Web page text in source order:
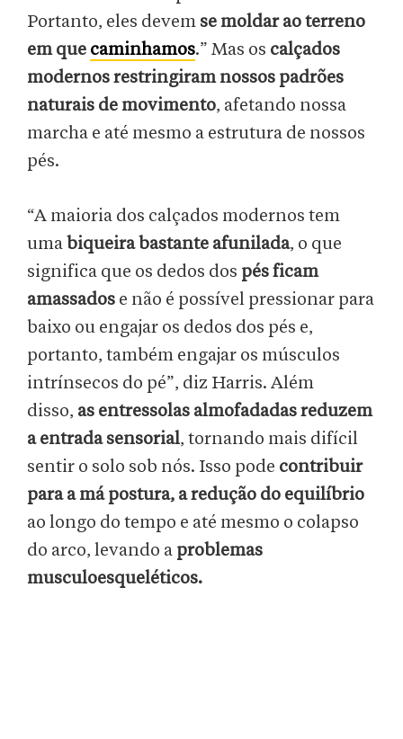
Portanto, eles devem se moldar ao terreno
em que caminhamos.” Mas os calçados
modernos restringiram nossos padrões
naturais de movimento, afetando nossa
marcha e até mesmo a estrutura de nossos
pés.
“A maioria dos calçados modernos tem
uma biqueira bastante afunilada, o que
significa que os dedos dos pés ficam
amassados e não é possível pressionar para
baixo ou engajar os dedos dos pés e,
portanto, também engajar os músculos
intrínsecos do pé”, diz Harris. Além
disso, as entressolas almofadadas reduzem
a entrada sensorial, tornando mais difícil
sentir o solo sob nós. Isso pode contribuir
para a má postura, a redução do equilíbrio
ao longo do tempo e até mesmo o colapso
do arco, levando a problemas
musculoesqueléticos.